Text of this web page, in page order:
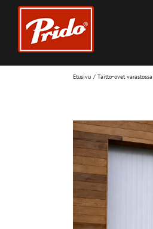
Etusivu Taitto-ovet varastossa